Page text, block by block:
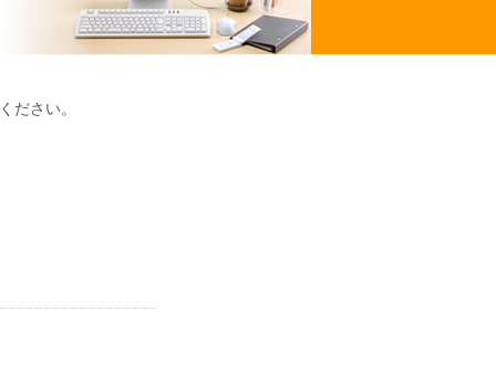
ださい。